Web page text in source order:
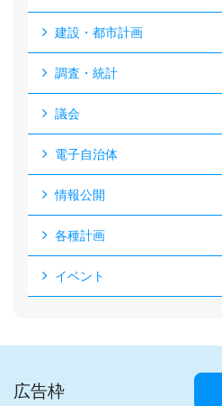
建設・都市計画
調査・統計
議会
電子自治体
情報公開
各種計画
イベント
広告枠